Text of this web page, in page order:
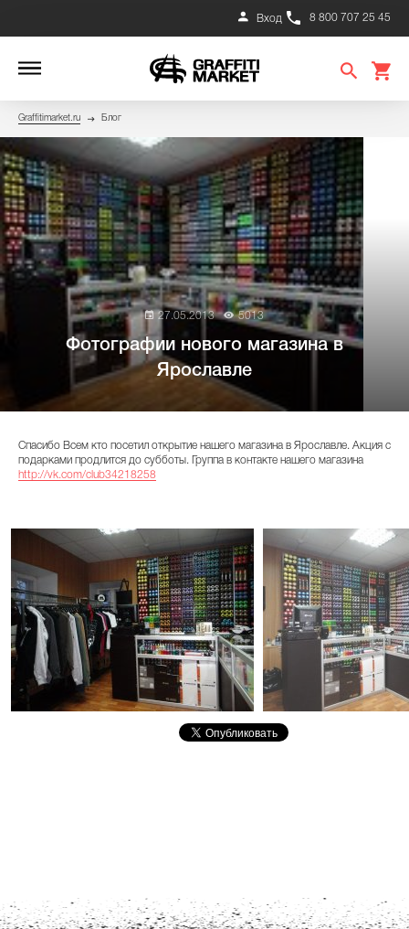
8 800 707 25 45
Вход
Graffitimarket.ru Блог
27.05.2013 5013
Фотографии нового магазина в
Ярославле
Спасибо Всем кто посетил открытие нашего магазина в Ярославле. Акция с
подарками продлится до субботы. Группа в контакте нашего магазина
http://vk.com/club34218258